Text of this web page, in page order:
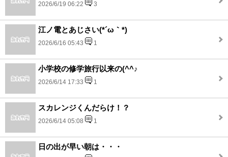
2026/6/19 06:22 3
江ノ電とあじさい(*´ω｀*)
2026/6/16 05:43 1
小学校の修学旅行以来の(^^♪
2026/6/14 17:33 1
スカレンジくんだらけ！？
2026/6/14 05:08 1
日の出が早い朝は・・・